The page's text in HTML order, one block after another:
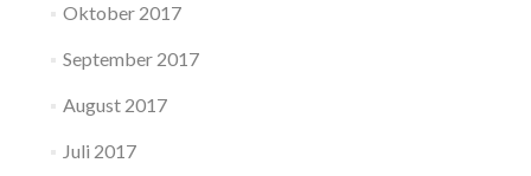
Oktober 2017
September 2017
August 2017
Juli 2017